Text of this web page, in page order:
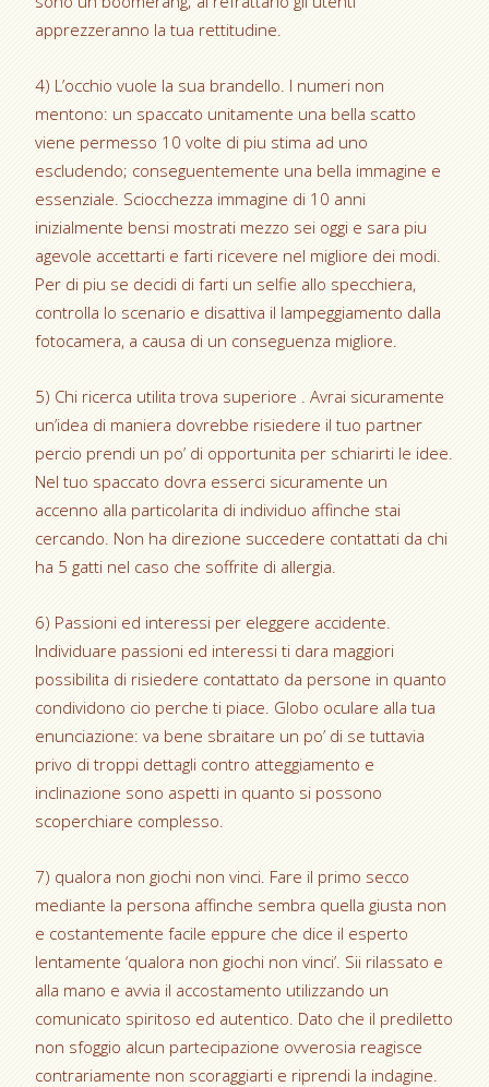
apprezzeranno la tua rettitudine.
4) L’occhio vuole la sua brandello. I numeri non
mentono: un spaccato unitamente una bella scatto
viene permesso 10 volte di piu stima ad uno
escludendo; conseguentemente una bella immagine e
essenziale. Sciocchezza immagine di 10 anni
inizialmente bensi mostrati mezzo sei oggi e sara piu
agevole accettarti e farti ricevere nel migliore dei modi.
Per di piu se decidi di farti un selfie allo specchiera,
controlla lo scenario e disattiva il lampeggiamento dalla
fotocamera, a causa di un conseguenza migliore.
5) Chi ricerca utilita trova superiore . Avrai sicuramente
un’idea di maniera dovrebbe risiedere il tuo partner
percio prendi un po’ di opportunita per schiarirti le idee.
Nel tuo spaccato dovra esserci sicuramente un
accenno alla particolarita di individuo affinche stai
cercando. Non ha direzione succedere contattati da chi
ha 5 gatti nel caso che soffrite di allergia.
6) Passioni ed interessi per eleggere accidente.
Individuare passioni ed interessi ti dara maggiori
possibilita di risiedere contattato da persone in quanto
condividono cio perche ti piace. Globo oculare alla tua
enunciazione: va bene sbraitare un po’ di se tuttavia
privo di troppi dettagli contro atteggiamento e
inclinazione sono aspetti in quanto si possono
scoperchiare complesso.
7) qualora non giochi non vinci. Fare il primo secco
mediante la persona affinche sembra quella giusta non
e costantemente facile eppure che dice il esperto
lentamente ‘qualora non giochi non vinci’. Sii rilassato e
alla mano e avvia il accostamento utilizzando un
comunicato spiritoso ed autentico. Dato che il prediletto
non sfoggio alcun partecipazione ovverosia reagisce
contrariamente non scoraggiarti e riprendi la indagine.